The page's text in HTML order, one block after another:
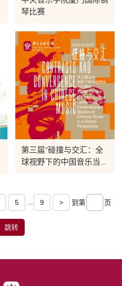
琴比赛
第三届“碰撞与交汇：全
球视野下的中国音乐当代
5 9 > 到第 页
跳转